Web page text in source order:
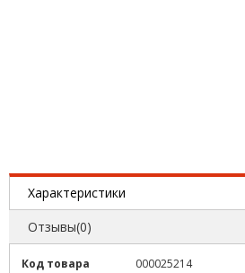
Характеристики
Отзывы(0)
Код товара
000025214